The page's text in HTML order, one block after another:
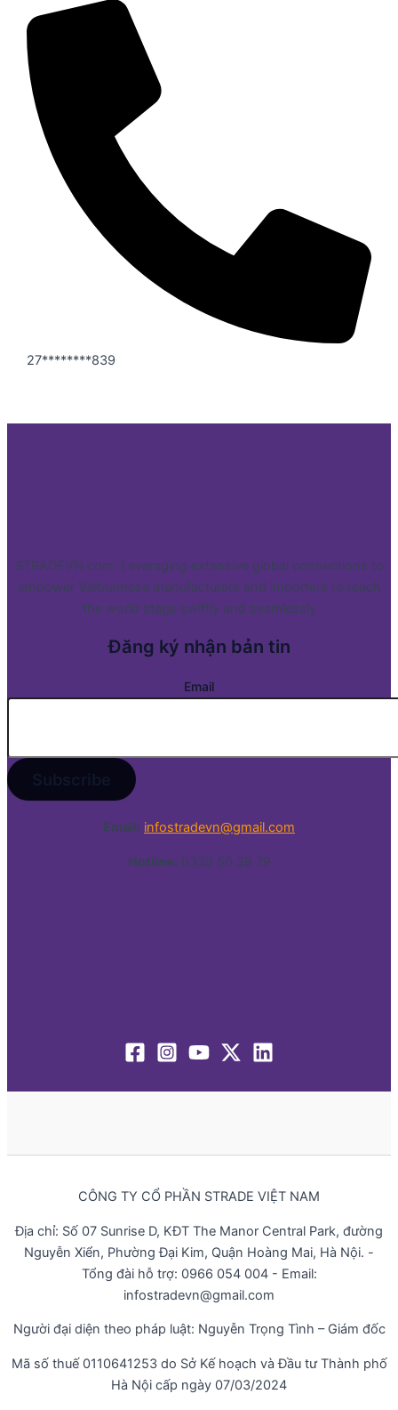
27********839
STRADEVN.com: Leveraging extensive global connections to
empower Vietnamese manufacturers and importers to reach
the world stage swiftly and seamlessly
Đăng ký nhận bản tin
Email
Email: infostradevn@gmail.com
Hotline: 0338 50 39 79
CÔNG TY CỔ PHẦN STRADE VIỆT NAM
Địa chỉ: Số 07 Sunrise D, KĐT The Manor Central Park, đường
Nguyễn Xiển, Phường Đại Kim, Quận Hoàng Mai, Hà Nội. -
Tổng đài hỗ trợ: 0966 054 004 - Email:
infostradevn@gmail.com
Người đại diện theo pháp luật: Nguyễn Trọng Tình – Giám đốc
Mã số thuế 0110641253 do Sở Kế hoạch và Đầu tư Thành phố
Hà Nội cấp ngày 07/03/2024